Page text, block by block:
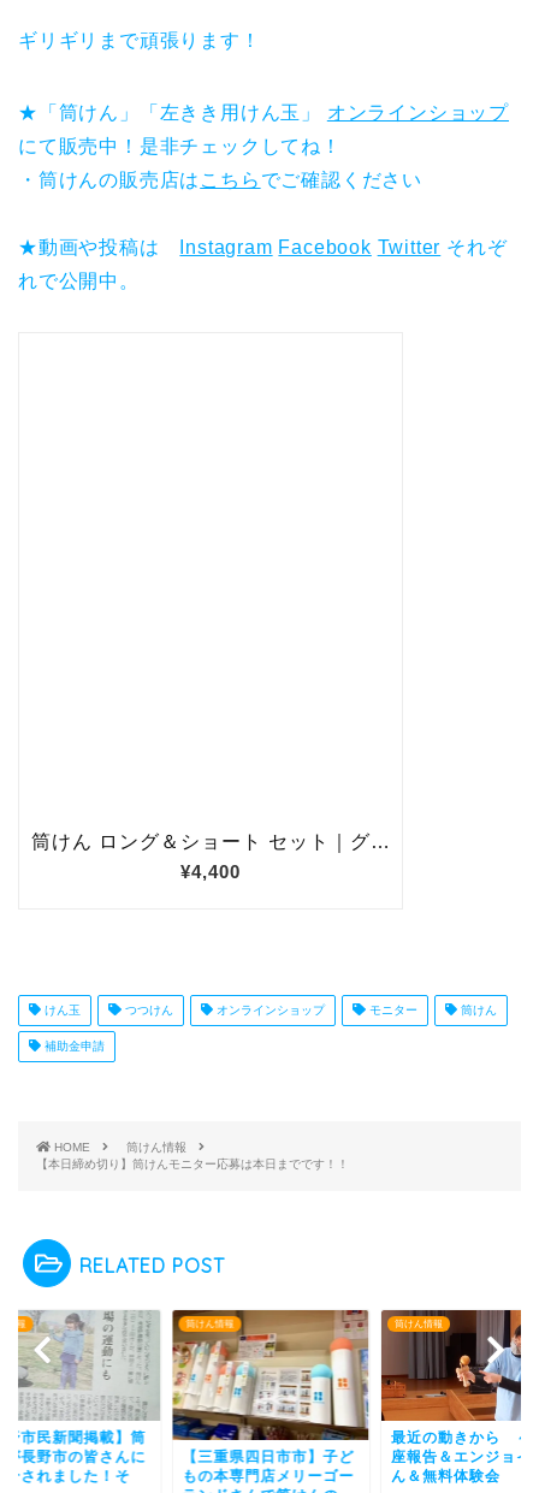
ギリギリまで頑張ります！
★「筒けん」「左きき用けん玉」 オンラインショップ
にて販売中！是非チェックしてね！
・筒けんの販売店は こちら でご確認ください
★動画や投稿は Instagram Facebook Twitter それぞ
れで公開中。
けん玉 つつけん オンラインショップ モニター 筒けん
補助金申請
HOME
筒けん情報
【本日締め切り】筒けんモニター応募は本日までです！！
RELATED POST
情報
重県四日市市】子ど
本専門店メリーゴー
筒けん情報
最近の動きから ～ 講
座報告＆エンジョイ筒け
ん＆無料体験会
筒けん情報
【長野市民新聞掲載
けんが長野市の皆さ
も紹介されました！